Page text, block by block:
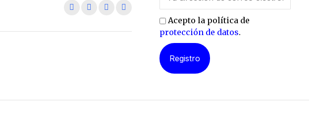
Acepto la política de
protección de datos.